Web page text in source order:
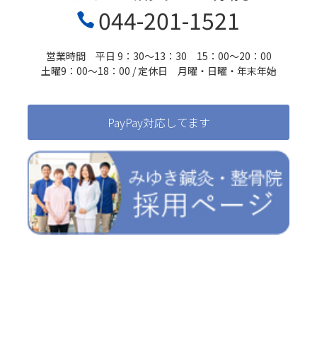
044-201-1521
営業時間 平日 9：30～13：30 15：00～20：00
土曜9：00～18：00 / 定休日 月曜・日曜・年末年始
PayPay対応してます